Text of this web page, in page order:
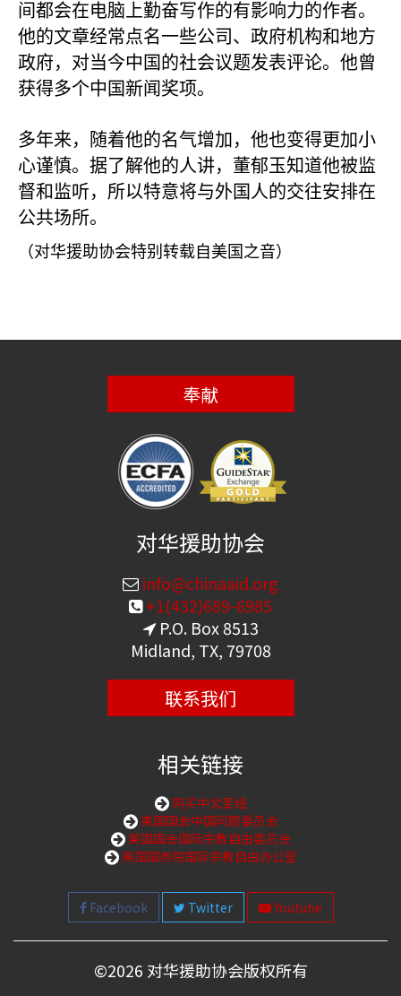
间都会在电脑上勤奋写作的有影响力的作者。
他的文章经常点名一些公司、政府机构和地方
政府，对当今中国的社会议题发表评论。他曾
获得多个中国新闻奖项。
多年来，随着他的名气增加，他也变得更加小
心谨慎。据了解他的人讲，董郁玉知道他被监
督和监听，所以特意将与外国人的交往安排在
公共场所。
（对华援助协会特别转载自美国之音）
奉献
对华援助协会
info@chinaaid.org
+1(432)689-6985
P.O. Box 8513
Midland, TX, 79708
联系我们
相关链接
购买中文圣经
美国国会中国问题委员会
美国国会国际宗教自由委员会
美国国务院国际宗教自由办公室
Facebook Twitter Youtube
©2026 对华援助协会版权所有